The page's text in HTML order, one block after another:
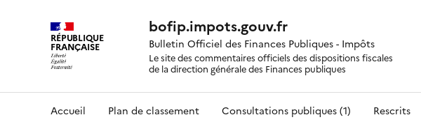
RÉPUBLIQUE
FRANÇAISE
bofip.impots.gouv.fr
Bulletin Officiel des Finances Publiques - Impôts
Le site des commentaires officiels des dispositions fiscales
de la direction générale des Finances publiques
Accueil Plan de classement Consultations publiques (1) Rescrits